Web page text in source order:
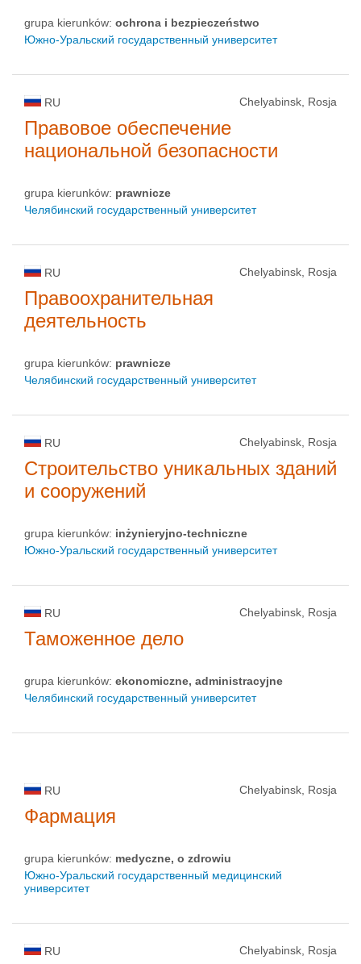
grupa kierunków: ochrona i bezpieczeństwo
Южно-Уральский государственный университет
RU Chelyabinsk, Rosja
Правовое обеспечение
национальной безопасности
grupa kierunków: prawnicze
Челябинский государственный университет
RU Chelyabinsk, Rosja
Правоохранительная
деятельность
grupa kierunków: prawnicze
Челябинский государственный университет
RU Chelyabinsk, Rosja
Строительство уникальных зданий
и сооружений
grupa kierunków: inżynieryjno-techniczne
Южно-Уральский государственный университет
RU Chelyabinsk, Rosja
Таможенное дело
grupa kierunków: ekonomiczne, administracyjne
Челябинский государственный университет
RU Chelyabinsk, Rosja
Фармация
grupa kierunków: medyczne, o zdrowiu
Южно-Уральский государственный медицинский
университет
RU Chelyabinsk, Rosja